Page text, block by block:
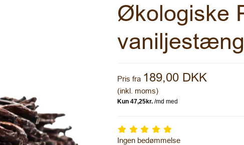
Økologiske
Pris fra 189,00 DKK
(inkl. moms)
Ingen bedømmelse